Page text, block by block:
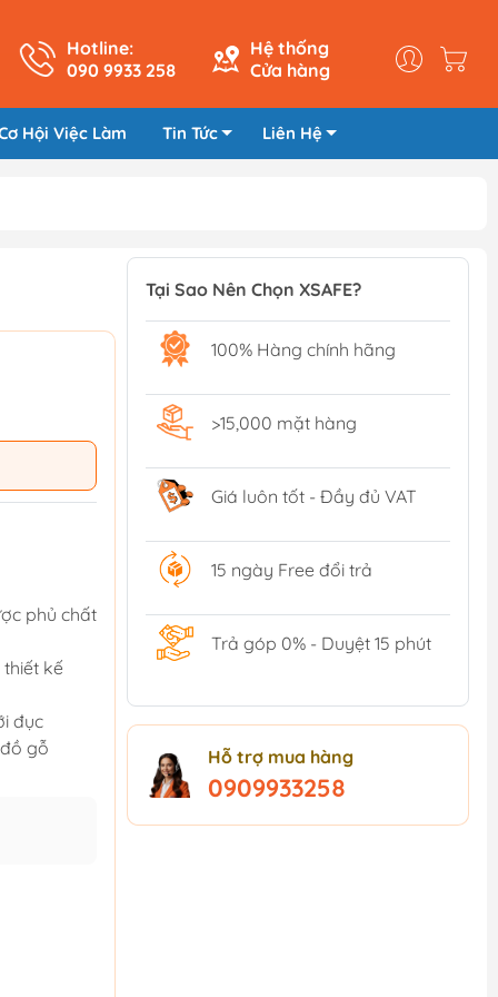
Hotline:
090 9933 258
Hệ thống
Cửa hàng
Hội Việc Làm Tin Tức Liên Hệ
phủ chất
kế
đục
gỗ
Tại Sao Nên Chọn XSAFE?
100% Hàng chính hãng
>15,000 mặt hàng
Giá luôn tốt - Đầy đủ VAT
15 ngày Free đổi trả
Trả góp 0% - Duyệt 15 phút
Hỗ trợ mua hàng
0909933258